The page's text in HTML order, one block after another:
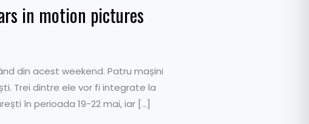
in motion pictures
din acest weekend. Patru mașini
Trei dintre ele vor fi integrate la
în perioada 19-22 mai, iar […]